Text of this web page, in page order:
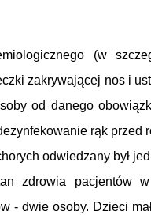
(w
zakrywającej nos i
od danego
rąk
odwiedzany był
zdrowia pacjentów
- dwie osoby. Dzieci